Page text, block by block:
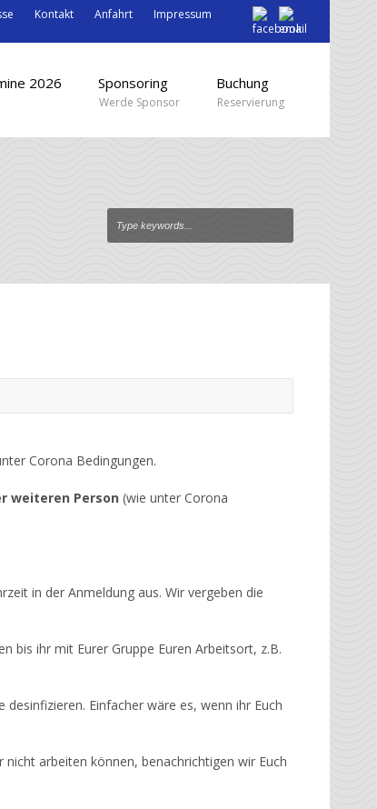
Kontakt Anfahrt Impressum
2026 Sponsoring
Werde Sponsor
Buchung
Reservierung
Corona Bedingungen.
weiteren Person (wie unter Corona
in der Anmeldung aus. Wir vergeben die
bis ihr mit Eurer Gruppe Euren Arbeitsort, z.B.
Einfacher wäre es, wenn ihr Euch
arbeiten können, benachrichtigen wir Euch